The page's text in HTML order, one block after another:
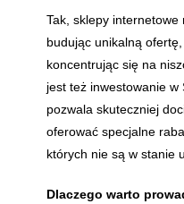
Tak, sklepy internetowe
budując unikalną
koncentrując się na
jest też inwestowanie
pozwala skuteczniej
oferować specjalne
których nie są w stanie
Dlaczego warto